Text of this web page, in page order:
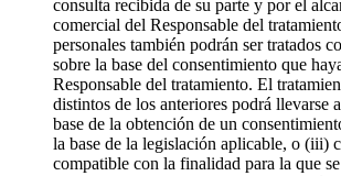
consulta recibida de su parte y por el
comercial del Responsable del
personales también podrán ser tratados
sobre la base del consentimiento que
Responsable del tratamiento. El
distintos de los anteriores podrá llevarse
base de la obtención de un
la base de la legislación aplicable, o (iii)
compatible con la finalidad para la que